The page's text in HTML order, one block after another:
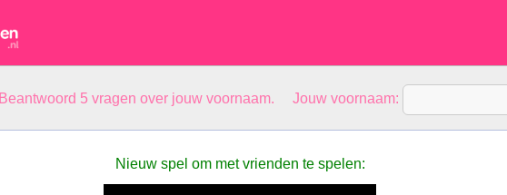
Beantwoord 5 vragen over jouw voornaam. Jouw voornaam:
Nieuw spel om met vrienden te spelen: